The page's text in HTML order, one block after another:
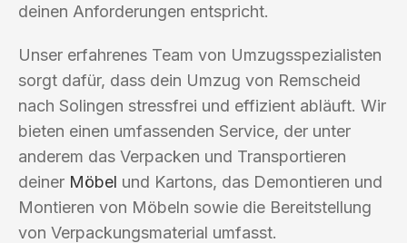
deinen Anforderungen entspricht.
Unser erfahrenes Team von Umzugsspezialisten
sorgt dafür, dass dein Umzug von Remscheid
nach Solingen stressfrei und effizient abläuft. Wir
bieten einen umfassenden Service, der unter
anderem das Verpacken und Transportieren
deiner Möbel und Kartons, das Demontieren und
Montieren von Möbeln sowie die Bereitstellung
von Verpackungsmaterial umfasst.